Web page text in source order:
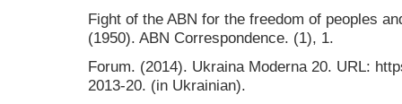
Fight of the ABN for the freedom of peoples
(1950). ABN Correspondence. (1), 1.
Forum. (2014). Ukraina Moderna 20. URL:
2013-20. (in Ukrainian).